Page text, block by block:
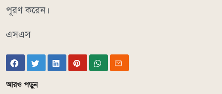
পূরণ করেন।
এসএস
আরও পড়ুন